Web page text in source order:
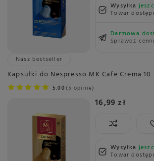
Wysyłka
Towar
Darmowa
Sprawdź
Nasz bestseller
Kapsułki do Nespresso MK Cafe Crema
5.00 5 opinie
16,99 zł
Wysyłka
Towar